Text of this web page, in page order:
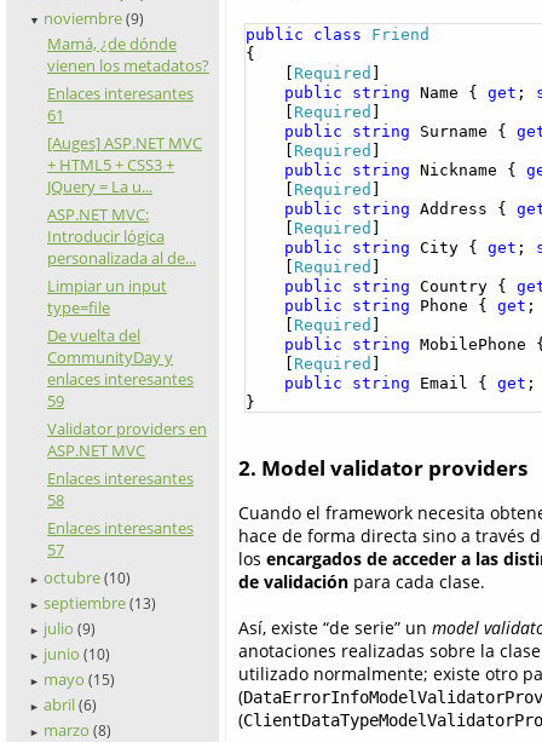
▼ noviembre (9)
Mamá, ¿de dónde
vienen los metadatos?
Enlaces interesantes
61
[Auges] ASP.NET MVC
+ HTML5 + CSS3 +
JQuery = La u...
ASP.NET MVC:
Introducir lógica
personalizada al de...
Limpiar un input
type=file
De vuelta del
CommunityDay y
enlaces interesantes
59
Validator providers en
ASP.NET MVC
Enlaces interesantes
58
Enlaces interesantes
57
► octubre (10)
► septiembre (13)
► julio (9)
► junio (10)
► mayo (15)
► abril (6)
► marzo (8)
public class
Friend
{
Required
public
string Name { get ;
Required
public
string Surname {
Required
public
string Nickname {
Required
public
string Address {
Required
public
string City { get ;
Required
public
string Country {
public
string Phone { get
Required
public
string
Required
public
string Email { get
}
2. Model validator providers
Cuando el framework necesita
hace de forma directa sino a través
los encargados de acceder a las
de validación para cada clase.
Así, existe “de serie” un model
anotaciones realizadas sobre la
utilizado normalmente; existe otro
(
(